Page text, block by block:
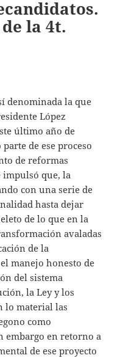
la 4t.
denominada la que
López
último año de
de ese proceso
de reformas
impulsó que, la
con una serie de
hasta dejar
de lo que en la
avaladas
de la
manejo honesto de
del sistema
la Ley y los
lo material las
como
embargo en retorno a
de ese proyecto